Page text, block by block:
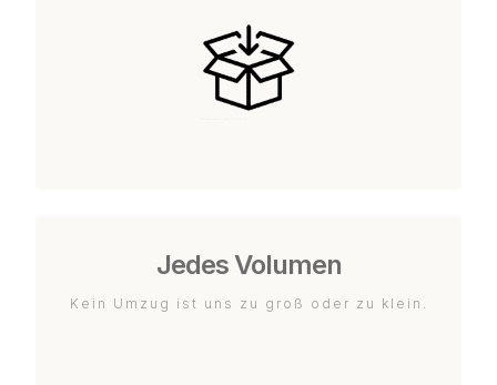
Jedes Volumen
Kein Umzug ist uns zu groß oder zu klein.